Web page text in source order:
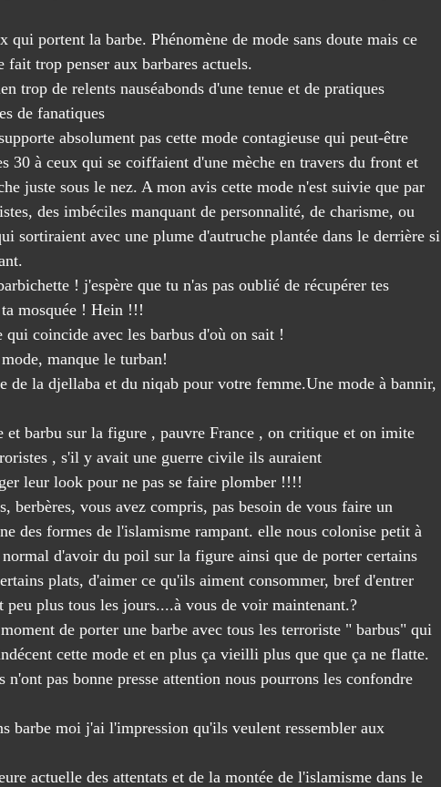
qui portent la barbe. Phénomène de mode sans doute mais ce
fait trop penser aux barbares actuels.
trop de relents nauséabonds d'une tenue et de pratiques
de fanatiques
absolument pas cette mode contagieuse qui peut-être
30 à ceux qui se coiffaient d'une mèche en travers du front et
juste sous le nez. A mon avis cette mode n'est suivie que par
des imbéciles manquant de personnalité, de charisme, ou
sortiraient avec une plume d'autruche plantée dans le derrière si
! j'espère que tu n'as pas oublié de récupérer tes
mosquée ! Hein !!!
qui coincide avec les barbus d'où on sait !
manque le turban!
de la djellaba et du niqab pour votre femme.Une mode à bannir,
et barbu sur la figure , pauvre France , on critique et on imite
, s'il y avait une guerre civile ils auraient
leur look pour ne pas se faire plomber !!!!
berbères, vous avez compris, pas besoin de vous faire un
des formes de l'islamisme rampant. elle nous colonise petit à
d'avoir du poil sur la figure ainsi que de porter certains
plats, d'aimer ce qu'ils aiment consommer, bref d'entrer
peu plus tous les jours....à vous de voir maintenant.?
de porter une barbe avec tous les terroriste " barbus" qui
cette mode et en plus ça vieilli plus que que ça ne flatte.
n'ont pas bonne presse attention nous pourrons les confondre
barbe moi j'ai l'impression qu'ils veulent ressembler aux
actuelle des attentats et de la montée de l'islamisme dans le